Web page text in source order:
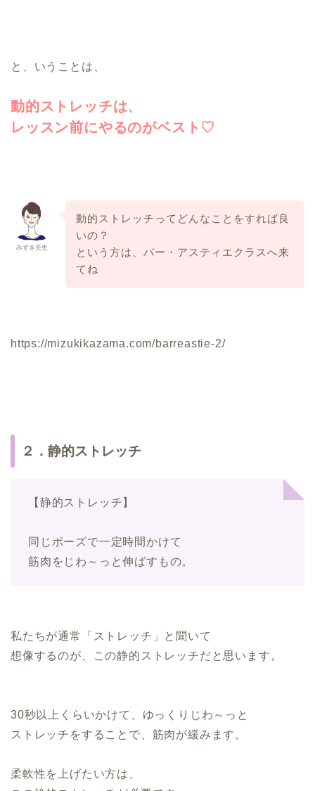
と、いうことは、
動的ストレッチは、
レッスン前にやるのがベスト♡
みずき先生
動的ストレッチってどんなことをすれば良
いの？
という方は、バー・アスティエクラスへ来
てね
https://mizukikazama.com/barreastie-2/
２．静的ストレッチ
【静的ストレッチ】
同じポーズで一定時間かけて
筋肉をじわ～っと伸ばすもの。
私たちが通常「ストレッチ」と聞いて
想像するのが、この静的ストレッチだと思います。
30秒以上くらいかけて、ゆっくりじわ～っと
ストレッチをすることで、筋肉が緩みます。
柔軟性を上げたい方は、